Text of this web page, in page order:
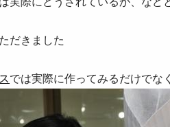
だきました
では実際に作ってみるだけでなく